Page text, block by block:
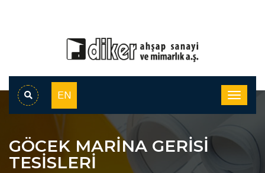
EN
GÖCEK MARİNA GERİSİ
TESİSLERİ